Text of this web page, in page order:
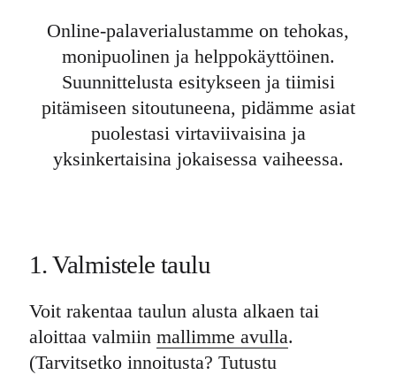
Online-palaverialustamme on tehokas,
monipuolinen ja helppokäyttöinen.
Suunnittelusta esitykseen ja tiimisi
pitämiseen sitoutuneena, pidämme asiat
puolestasi virtaviivaisina ja
yksinkertaisina jokaisessa vaiheessa.
1. Valmistele taulu
Voit rakentaa taulun alusta alkaen tai
aloittaa valmiin mallimme avulla.
(Tarvitsetko innoitusta? Tutustu